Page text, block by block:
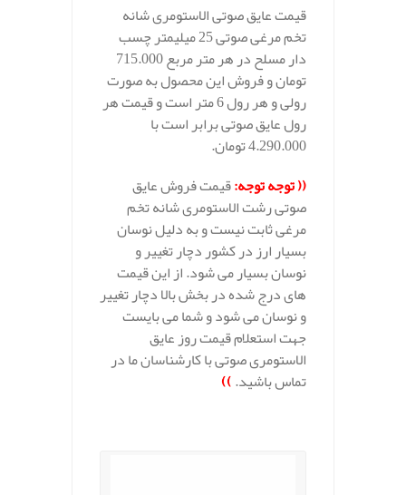
قیمت عایق صوتی الاستومری شانه
تخم مرغی صوتی 25 میلیمتر چسب
دار مسلح در هر متر مربع 715.000
تومان و فروش این محصول به صورت
رولی و هر رول 6 متر است و قیمت هر
رول عایق صوتی برابر است با
4.290.000 تومان.
((توجه توجه:قیمت فروش عایق
صوتی رشت الاستومری شانه تخم
مرغی ثابت نیست و به دلیل نوسان
بسیار ارز در کشور دچار تغییر و
نوسان بسیار می شود. از این قیمت
های درج شده در بخش بالا دچار تغییر
و نوسان می شود و شما می بایست
جهت استعلام قیمت روز عایق
الاستومری صوتی با کارشناسان ما در
تماس باشید.))